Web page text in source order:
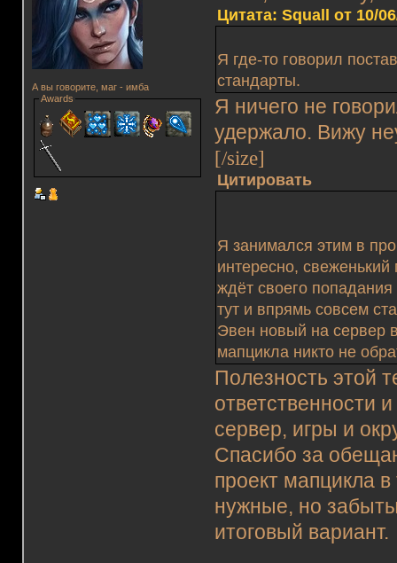
А вы говорите, маг - имба
Awards
Цитата: Squall от 10/
Я где-то говорил
стандарты.
Я ничего не
удержало. Вижу
[/size]
Цитировать
Я занимался этим в
интересно,
ждёт своего
тут и впрямь совсем
Эвен новый на сервер
мапцикла никто не
Полезность этой
ответственности
сервер, игры и
Спасибо за
проект мапцикла
нужные, но
итоговый вариант.